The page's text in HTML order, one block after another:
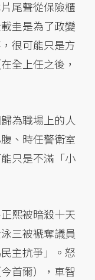
片尾聲從保險櫃
圭是為了政變
很可能只是方
全上任之後，
為職場上的人
、時任警衛室
只是不滿「小
熙被暗殺十天
三被褫奪議員
主抗爭」。怒
首爾），車智